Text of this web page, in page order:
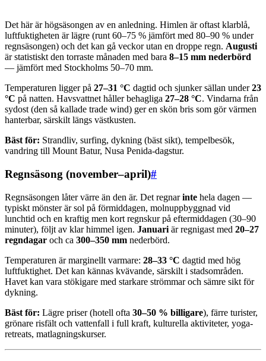
Det här är högsäsongen av en anledning. Himlen är oftast klarblå,
luftfuktigheten är lägre (runt 60–75 % jämfört med 80–90 % under
regnsäsongen) och det kan gå veckor utan en droppe regn. Augusti
är statistiskt den torraste månaden med bara 8–15 mm nederbörd
— jämfört med Stockholms 50–70 mm.
Temperaturen ligger på 27–31 °C dagtid och sjunker sällan under23
°C på natten. Havsvattnet håller behagliga 27–28 °C. Vindarna från
sydost (den så kallade trade wind) ger en skön bris som gör värmen
hanterbar, särskilt längs västkusten.
Bäst för: Strandliv, surfing, dykning (bäst sikt), tempelbesök,
vandring till Mount Batur, Nusa Penida-dagstur.
Regnsäsong (november–april)#
Regnsäsongen låter värre än den är. Det regnarinte hela dagen —
typiskt mönster är sol på förmiddagen, molnuppbyggnad vid
lunchtid och en kraftig men kort regnskur på eftermiddagen (30–90
minuter), följt av klar himmel igen. Januari är regnigast med 20–27
regndagar och ca 300–350 mm nederbörd.
Temperaturen är marginellt varmare: 28–33 °C dagtid med hög
luftfuktighet. Det kan kännas kvävande, särskilt i stadsområden.
Havet kan vara stökigare med starkare strömmar och sämre sikt för
dykning.
Bäst för: Lägre priser (hotell ofta 30–50 % billigare), färre turister,
grönare risfält och vattenfall i full kraft, kulturella aktiviteter, yoga-
retreats, matlagningskurser.